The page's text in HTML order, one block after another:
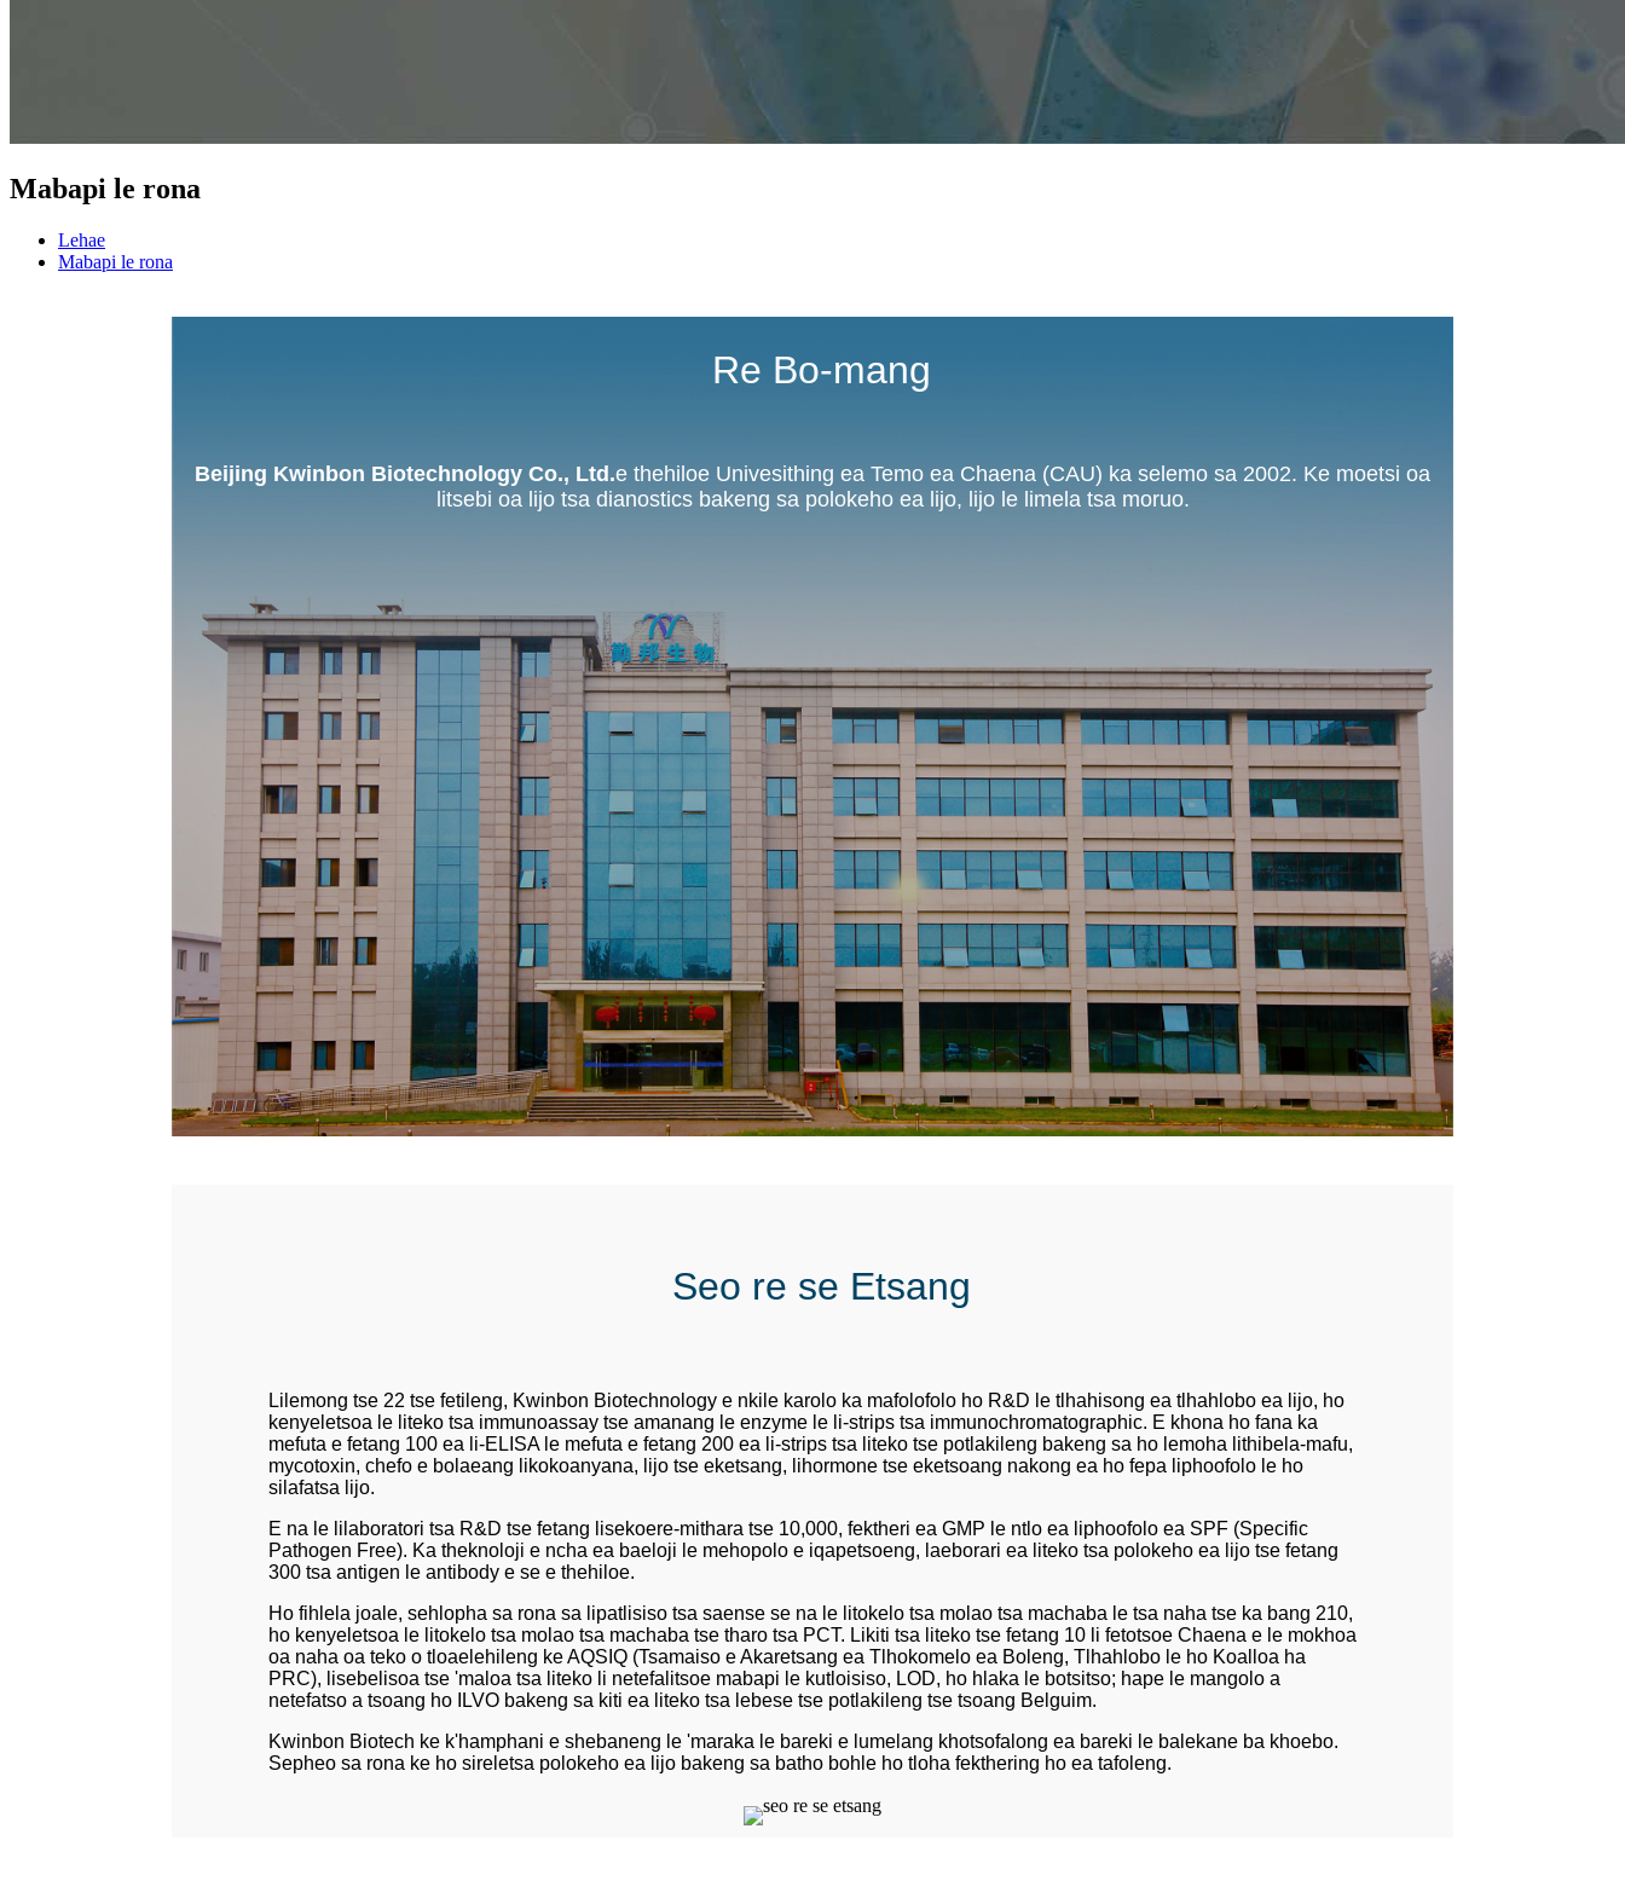
Mabapi le rona
Lehae
Mabapi le rona
Re Bo-mang
Beijing Kwinbon Biotechnology Co., Ltd.e thehiloe Univesithing ea Temo ea Chaena (CAU) ka selemo sa 2002. Ke moetsi oa
litsebi oa lijo tsa dianostics bakeng sa polokeho ea lijo, lijo le limela tsa moruo.
Seo re se Etsang
Lilemong tse 22 tse fetileng, Kwinbon Biotechnology e nkile karolo ka mafolofolo ho R&D le tlhahisong ea tlhahlobo ea lijo, ho
kenyeletsoa le liteko tsa immunoassay tse amanang le enzyme le li-strips tsa immunochromatographic. E khona ho fana ka
mefuta e fetang 100 ea li-ELISA le mefuta e fetang 200 ea li-strips tsa liteko tse potlakileng bakeng sa ho lemoha lithibela-mafu,
mycotoxin, chefo e bolaeang likokoanyana, lijo tse eketsang, lihormone tse eketsoang nakong ea ho fepa liphoofolo le ho
silafatsa lijo.
E na le lilaboratori tsa R&D tse fetang lisekoere-mithara tse 10,000, fektheri ea GMP le ntlo ea liphoofolo ea SPF (Specific
Pathogen Free). Ka theknoloji e ncha ea baeloji le mehopolo e iqapetsoeng, laeborari ea liteko tsa polokeho ea lijo tse fetang
300 tsa antigen le antibody e se e thehiloe.
Ho fihlela joale, sehlopha sa rona sa lipatlisiso tsa saense se na le litokelo tsa molao tsa machaba le tsa naha tse ka bang 210,
ho kenyeletsoa le litokelo tsa molao tsa machaba tse tharo tsa PCT. Likiti tsa liteko tse fetang 10 li fetotsoe Chaena e le mokhoa
oa naha oa teko o tloaelehileng ke AQSIQ (Tsamaiso e Akaretsang ea Tlhokomelo ea Boleng, Tlhahlobo le ho Koalloa ha
PRC), lisebelisoa tse 'maloa tsa liteko li netefalitsoe mabapi le kutloisiso, LOD, ho hlaka le botsitso; hape le mangolo a
netefatso a tsoang ho ILVO bakeng sa kiti ea liteko tsa lebese tse potlakileng tse tsoang Belguim.
Kwinbon Biotech ke k'hamphani e shebaneng le 'maraka le bareki e lumelang khotsofalong ea bareki le balekane ba khoebo.
Sepheo sa rona ke ho sireletsa polokeho ea lijo bakeng sa batho bohle ho tloha fekthering ho ea tafoleng.